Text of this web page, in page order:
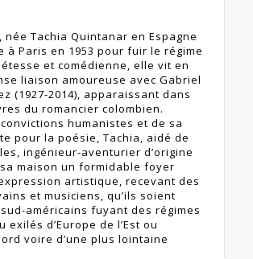
née Tachia Quintanar en Espagne
à Paris en 1953 pour fuir le régime
et comédienne, elle vit en
liaison amoureuse avec Gabriel
(1927-2014), apparaissant dans
du romancier colombien.
humanistes et de sa
pour la poésie, Tachia, aidé de
ingénieur-aventurier d’origine
maison un formidable foyer
artistique, recevant des
et musiciens, qu’ils soient
américains fuyant des régimes
d’Europe de l’Est ou
voire d’une plus lointaine